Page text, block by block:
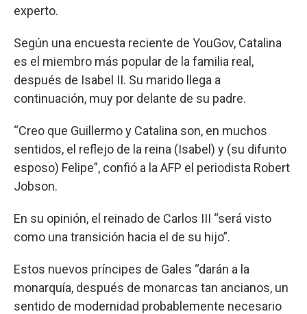
experto.
Según una encuesta reciente de YouGov, Catalina
es el miembro más popular de la familia real,
después de Isabel II. Su marido llega a
continuación, muy por delante de su padre.
“Creo que Guillermo y Catalina son, en muchos
sentidos, el reflejo de la reina (Isabel) y (su difunto
esposo) Felipe”, confió a la AFP el periodista Robert
Jobson.
En su opinión, el reinado de Carlos III “será visto
como una transición hacia el de su hijo”.
Estos nuevos príncipes de Gales “darán a la
monarquía, después de monarcas tan ancianos, un
sentido de modernidad probablemente necesario